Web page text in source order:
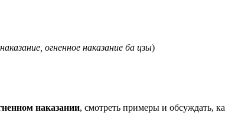
огненное наказание ба цзы)
наказании, смотреть примеры и обсуждать,